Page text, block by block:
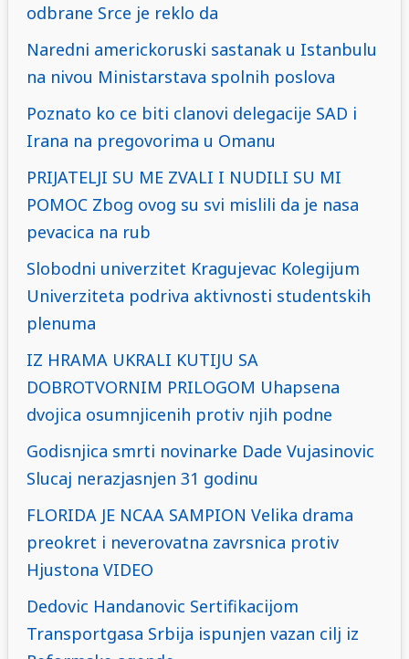
odbrane Srce je reklo da
Naredni americkoruski sastanak u Istanbulu
na nivou Ministarstava spolnih poslova
Poznato ko ce biti clanovi delegacije SAD i
Irana na pregovorima u Omanu
PRIJATELJI SU ME ZVALI I NUDILI SU MI
POMOC Zbog ovog su svi mislili da je nasa
pevacica na rub
Slobodni univerzitet Kragujevac Kolegijum
Univerziteta podriva aktivnosti studentskih
plenuma
IZ HRAMA UKRALI KUTIJU SA
DOBROTVORNIM PRILOGOM Uhapsena
dvojica osumnjicenih protiv njih podne
Godisnjica smrti novinarke Dade Vujasinovic
Slucaj nerazjasnjen 31 godinu
FLORIDA JE NCAA SAMPION Velika drama
preokret i neverovatna zavrsnica protiv
Hjustona VIDEO
Dedovic Handanovic Sertifikacijom
Transportgasa Srbija ispunjen vazan cilj iz